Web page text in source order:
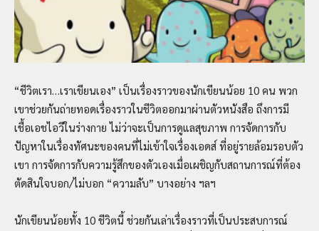
“ชีวิตเรา…เราเขียนเอง” เป็นเรื่องราวของนักเขียนน้อย 10 คน พวก
เขาช่วยกันถ่ายทอดเรื่องราวในชีวิตออกมาผ่านตัวหนังสือ ถึงการมี
เชื้อเอชไอวีในร่างกาย ไม่ว่าจะเป็นการดูแลสุขภาพ การจัดการกับ
ปัญหาในเรื่องทัศนะของคนที่ไม่เข้าใจเรื่องเอดส์ ที่อยู่รายล้อมรอบตัว
เขา การจัดการกับความรู้สึกของตัวเองเมื่อเผชิญกับสถานการณ์ที่ต้อง
ตัดสินใจบอก/ไม่บอก “ความลับ” บางอย่าง ฯลฯ
นักเขียนน้อยทั้ง 10 ชีวิตนี้ ช่วยกันเล่าเรื่องราวที่เป็นประสบการณ์